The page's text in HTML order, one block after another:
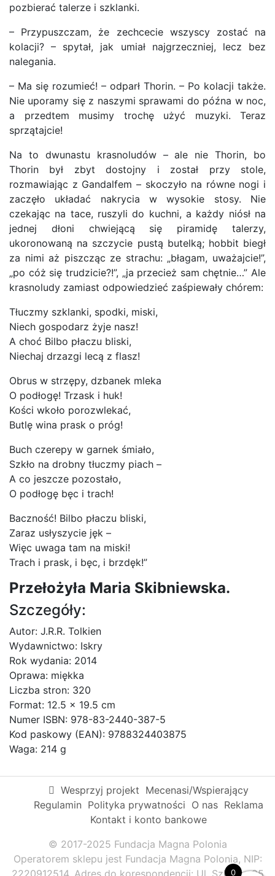
pozbierać talerze i szklanki.
– Przypuszczam, że zechcecie wszyscy zostać na
kolacji? – spytał, jak umiał najgrzeczniej, lecz bez
nalegania.
– Ma się rozumieć! – odparł Thorin. – Po kolacji także.
Nie uporamy się z naszymi sprawami do późna w noc,
a przedtem musimy trochę użyć muzyki. Teraz
sprzątajcie!
Na to dwunastu krasnoludów – ale nie Thorin, bo
Thorin był zbyt dostojny i został przy stole,
rozmawiając z Gandalfem – skoczyło na równe nogi i
zaczęło układać nakrycia w wysokie stosy. Nie
czekając na tace, ruszyli do kuchni, a każdy niósł na
jednej dłoni chwiejącą się piramidę talerzy,
ukoronowaną na szczycie pustą butelką; hobbit biegł
za nimi aż piszcząc ze strachu: „błagam, uważajcie!”,
„po cóż się trudzicie?!”, „ja przecież sam chętnie…” Ale
krasnoludy zamiast odpowiedzieć zaśpiewały chórem:
Tłuczmy szklanki, spodki, miski,
Niech gospodarz żyje nasz!
A choć Bilbo płaczu bliski,
Niechaj drzazgi lecą z flasz!
Obrus w strzępy, dzbanek mleka
O podłogę! Trzask i huk!
Kości wkoło porozwlekać,
Butlę wina prask o próg!
Buch czerepy w garnek śmiało,
Szkło na drobny tłuczmy piach –
A co jeszcze pozostało,
O podłogę bęc i trach!
Baczność! Bilbo płaczu bliski,
Zaraz usłyszycie jęk –
Więc uwaga tam na miski!
Trach i prask, i bęc, i brzdęk!”
Przełożyła Maria Skibniewska.
Szczegóły:
Autor: J.R.R. Tolkien
Wydawnictwo: Iskry
Rok wydania: 2014
Oprawa: miękka
Liczba stron: 320
Format: 12.5 x 19.5 cm
Numer ISBN: 978-83-2440-387-5
Kod paskowy (EAN): 9788324403875
Waga: 214 g
Wesprzyj projekt Mecenasi/Wspierający
Regulamin Polityka prywatności O nas Reklama
Kontakt i konto bankowe
© 2017-2025 Fundacja Magna Polonia
Operatorem sklepu jest Fundacja Magna Polonia, NIP:
0